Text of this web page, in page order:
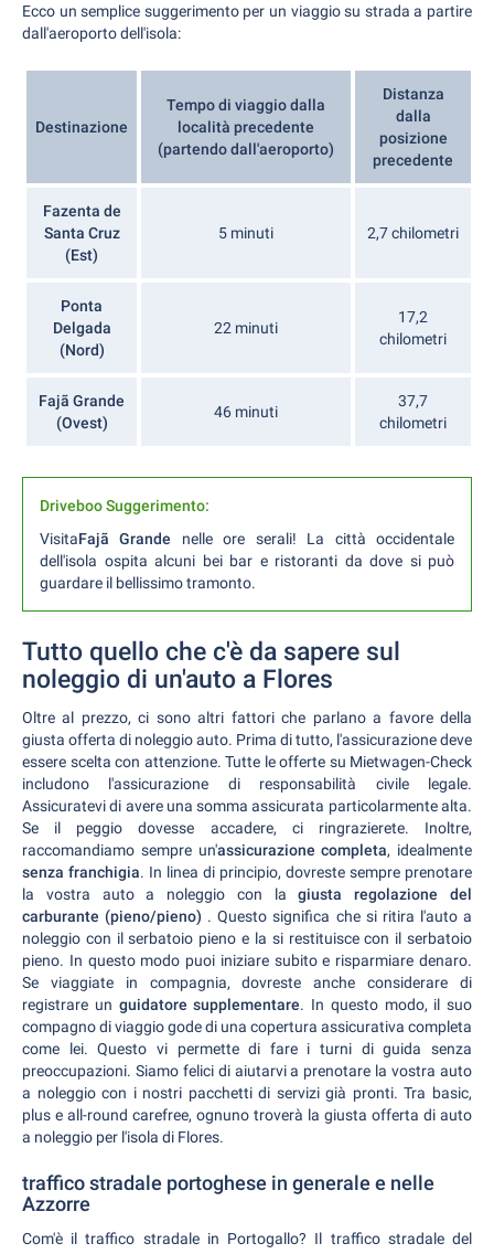
Ecco un semplice suggerimento per un viaggio su strada a partire
dall'aeroporto dell'isola:
Destinazione
Tempo di viaggio dalla
località precedente
(partendo dall'aeroporto)
Distanza
dalla
posizione
precedente
Fazenta de
Santa Cruz
(Est)
5 minuti 2,7 chilometri
Ponta
Delgada
(Nord)
22 minuti
17,2
chilometri
Fajã Grande
(Ovest)
46 minuti
37,7
chilometri
Driveboo Suggerimento:
VisitaFajã Grande nelle ore serali! La città occidentale
dell'isola ospita alcuni bei bar e ristoranti da dove si può
guardare il bellissimo tramonto.
Tutto quello che c'è da sapere sul
noleggio di un'auto a Flores
Oltre al prezzo, ci sono altri fattori che parlano a favore della
giusta offerta di noleggio auto. Prima di tutto, l'assicurazione deve
essere scelta con attenzione. Tutte le offerte su Mietwagen-Check
includono l'assicurazione di responsabilità civile legale.
Assicuratevi di avere una somma assicurata particolarmente alta.
Se il peggio dovesse accadere, ci ringrazierete. Inoltre,
raccomandiamo sempre un'assicurazione completa, idealmente
senza franchigia. In linea di principio, dovreste sempre prenotare
la vostra auto a noleggio con lagiusta regolazione del
carburante (pieno/pieno) . Questo significa che si ritira l'auto a
noleggio con il serbatoio pieno e la si restituisce con il serbatoio
pieno. In questo modo puoi iniziare subito e risparmiare denaro.
Se viaggiate in compagnia, dovreste anche considerare di
registrare un guidatore supplementare. In questo modo, il suo
compagno di viaggio gode di una copertura assicurativa completa
come lei. Questo vi permette di fare i turni di guida senza
preoccupazioni. Siamo felici di aiutarvi a prenotare la vostra auto
a noleggio con i nostri pacchetti di servizi già pronti. Tra basic,
plus e all-round carefree, ognuno troverà la giusta offerta di auto
a noleggio per l'isola di Flores.
traffico stradale portoghese in generale e nelle
Azzorre
Com'è il traffico stradale in Portogallo? Il traffico stradale del